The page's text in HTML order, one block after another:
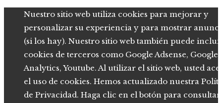
Nuestro sitio web utiliza cookies para mejorar y
personalizar su experiencia y para mostrar
(si los hay). Nuestro sitio web también puede
cookies de terceros como Google Adsense, Google
Analytics, Youtube. Al utilizar el sitio web, usted
el uso de cookies. Hemos actualizado nuestra
de Privacidad. Haga clic en el botón para consultar